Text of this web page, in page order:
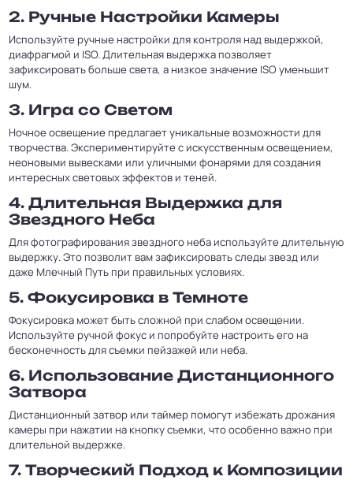
2. Ручные Настройки Камеры
Используйте ручные настройки для контроля над выдержкой,
диафрагмой и ISO. Длительная выдержка позволяет
зафиксировать больше света, а низкое значение ISO уменьшит
шум.
3. Игра со Светом
Ночное освещение предлагает уникальные возможности для
творчества. Экспериментируйте с искусственным освещением,
неоновыми вывесками или уличными фонарями для создания
интересных световых эффектов и теней.
4.Длительная Выдержка для
Звездного Неба
Для фотографирования звездного неба используйте длительную
выдержку. Это позволит вам зафиксировать следы звезд или
даже Млечный Путь при правильных условиях.
5.Фокусировка в Темноте
Фокусировка может быть сложной при слабом освещении.
Используйте ручной фокус и попробуйте настроить его на
бесконечность для съемки пейзажей или неба.
6. Использование Дистанционного
Затвора
Дистанционный затвор или таймер помогут избежать дрожания
камеры при нажатии на кнопку съемки, что особенно важно при
длительной выдержке.
7.Творческий Подход к Композиции